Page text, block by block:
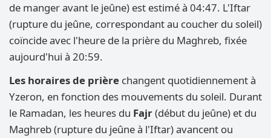
de manger avant le jeûne) est estimé à 04:47. L'Iftar
(rupture du jeûne, correspondant au coucher du soleil)
coïncide avec l'heure de la prière du Maghreb, fixée
aujourd'hui à 20:59.
Les horaires de prière changent quotidiennement à
Yzeron, en fonction des mouvements du soleil. Durant
le Ramadan, les heures du Fajr(début du jeûne) et du
Maghreb (rupture du jeûne à l'Iftar) avancent ou